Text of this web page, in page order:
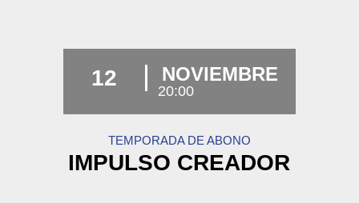
12 NOVIEMBRE
20:00
TEMPORADA DE ABONO
IMPULSO CREADOR